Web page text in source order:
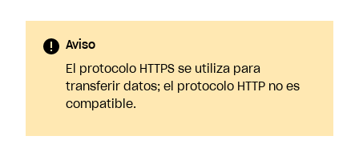
Aviso
El protocolo HTTPS se utiliza para
transferir datos; el protocolo HTTP no es
compatible.